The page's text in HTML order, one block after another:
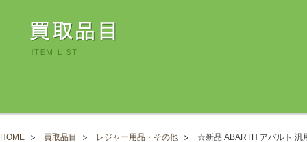
HOME 買取品目 レジャー用品・その他 ☆新品 ABARTH アバルト 汎